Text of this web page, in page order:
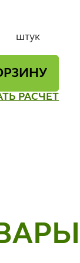
штук
РАСЧЕТ